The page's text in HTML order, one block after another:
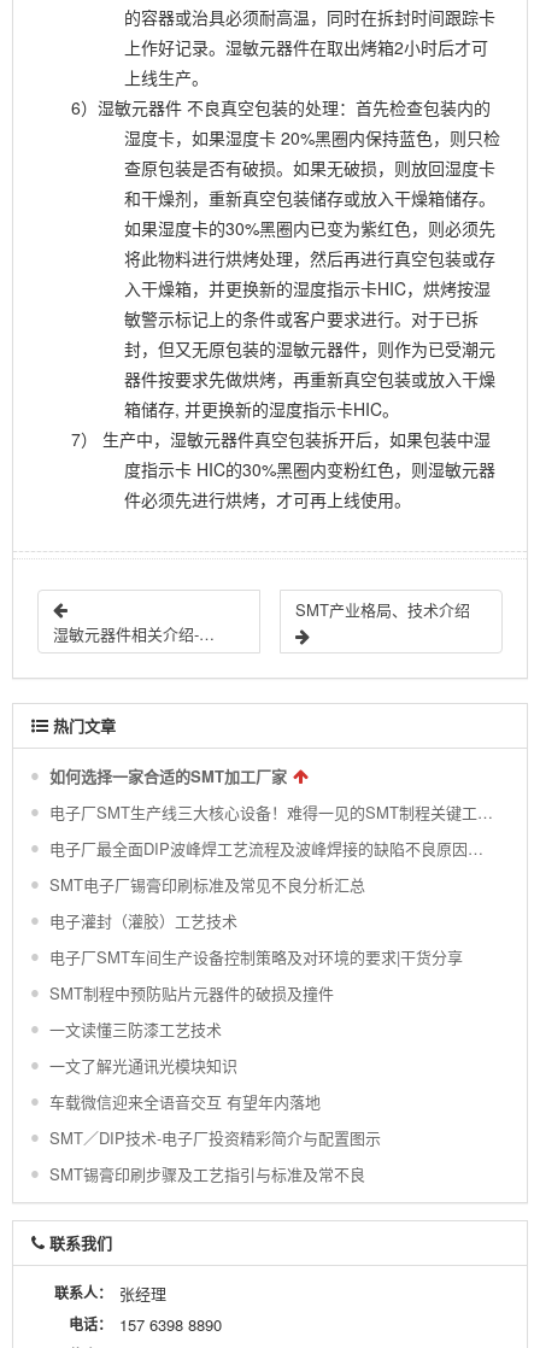
的容器或治具必须耐高温，同时在拆封时间跟踪卡
上作好记录。湿敏元器件在取出烤箱2小时后才可
上线生产。
6）湿敏元器件 不良真空包装的处理：首先检查包装内的
湿度卡，如果湿度卡 20%黑圈内保持蓝色，则只检
查原包装是否有破损。如果无破损，则放回湿度卡
和干燥剂，重新真空包装储存或放入干燥箱储存。
如果湿度卡的30%黑圈内已变为紫红色，则必须先
将此物料进行烘烤处理，然后再进行真空包装或存
入干燥箱，并更换新的湿度指示卡HIC，烘烤按湿
敏警示标记上的条件或客户要求进行。对于已拆
封，但又无原包装的湿敏元器件，则作为已受潮元
器件按要求先做烘烤，再重新真空包装或放入干燥
箱储存, 并更换新的湿度指示卡HIC。
7）
生产中，湿敏元器件真空包装拆开后，如果包装中湿
度指示卡 HIC的30%黑圈内变粉红色，则湿敏元器
件必须先进行烘烤，才可再上线使用。
湿敏元器件相关介绍-仓库物料贮存
SMT产业格局、技术介绍
热门文章
如何选择一家合适的SMT加工厂家
电子厂SMT生产线三大核心设备！难得一见的SMT制程关键工艺视频！
电子厂最全面DIP波峰焊工艺流程及波峰焊接的缺陷不良原因分析 !
SMT电子厂锡膏印刷标准及常见不良分析汇总
电子灌封（灌胶）工艺技术
电子厂SMT车间生产设备控制策略及对环境的要求|干货分享
SMT制程中预防贴片元器件的破损及撞件
一文读懂三防漆工艺技术
一文了解光通讯光模块知识
车载微信迎来全语音交互 有望年内落地
SMT／DIP技术-电子厂投资精彩简介与配置图示
SMT锡膏印刷步骤及工艺指引与标准及常不良
联系我们
联系人： 张经理
电话： 157 6398 8890